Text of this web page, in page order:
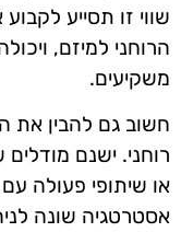
שווי זו תסייע
הרוחני למיזם,
משקיעים.
חשוב גם להבין את
רוחני. ישנם
או שיתופי פעולה
אסטרטגיה שונה